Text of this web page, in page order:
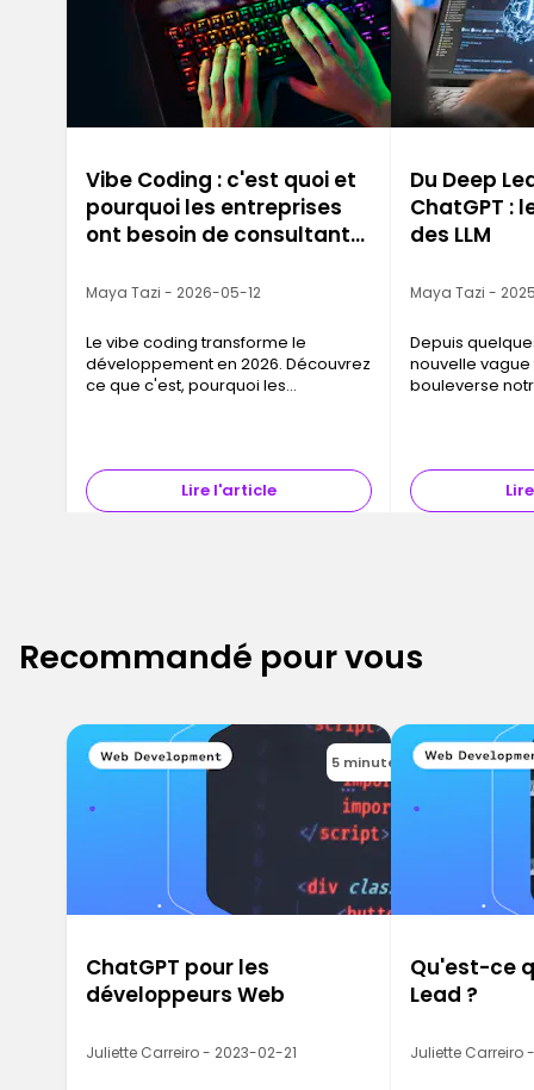
Vibe Coding : c'est quoi et
pourquoi les entreprises
ont besoin de consultants
Maya Tazi - 2026-05-12
Le vibe coding transforme le
développement en 2026. Découvrez
ce que c'est, pourquoi les
Lire l'article
Du Deep
ChatGPT :
des LLM
Maya Tazi -
Depuis
nouvelle
bouleverse
(Large
Recommandé pour vous
5 minutes
ChatGPT pour les
développeurs Web
Juliette Carreiro - 2023-02-21
Qu'est-ce
Lead ?
Juliette Carreiro